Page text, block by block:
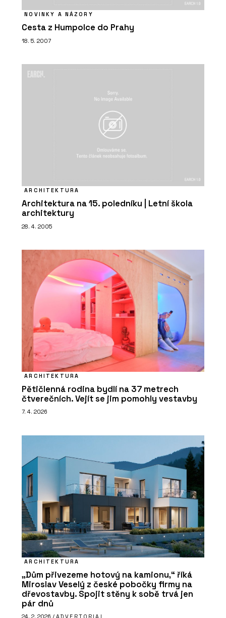
NOVINKY A NÁZORY
Cesta z Humpolce do Prahy
18. 5. 2007
ARCHITEKTURA
Architektura na 15. poledníku | Letní škola
architektury
28. 4. 2005
ARCHITEKTURA
Pětičlenná rodina bydlí na 37 metrech
čtverečních. Vejít se jim pomohly vestavby
7. 4. 2026
ARCHITEKTURA
„Dům přivezeme hotový na kamionu,“ říká
Miroslav Veselý z české pobočky firmy na
dřevostavby. Spojit stěny k sobě trvá jen
pár dnů